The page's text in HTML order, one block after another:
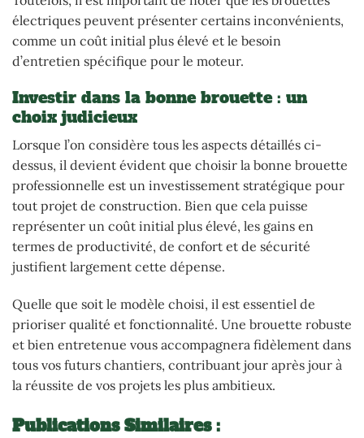
électriques peuvent présenter certains inconvénients,
comme un coût initial plus élevé et le besoin
d’entretien spécifique pour le moteur.
Investir dans la bonne brouette : un
choix judicieux
Lorsque l’on considère tous les aspects détaillés ci-
dessus, il devient évident que choisir la bonne brouette
professionnelle est un investissement stratégique pour
tout projet de construction. Bien que cela puisse
représenter un coût initial plus élevé, les gains en
termes de productivité, de confort et de sécurité
justifient largement cette dépense.
Quelle que soit le modèle choisi, il est essentiel de
prioriser qualité et fonctionnalité. Une brouette robuste
et bien entretenue vous accompagnera fidèlement dans
tous vos futurs chantiers, contribuant jour après jour à
la réussite de vos projets les plus ambitieux.
Publications Similaires :